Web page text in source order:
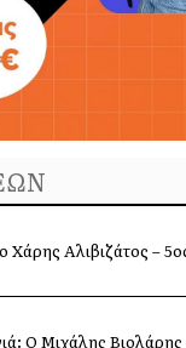
Χάρης Αλιβιζάτος –
Ο Μιχάλης Βιολάρης